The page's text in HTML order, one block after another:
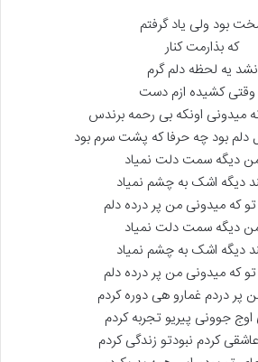
بود ولی یاد گرفتم
که بذارمت کنار
نشد یه لحظه دلم گرم
وقتی کشیده ازم دست
میدونی اونکه بی رحمه برندس
بود چه حرفا که پشت سرم بود
دیگه سمت دلت نمیاد
دیگه اشک به چشم نمیاد
که میدونی من پر درده دلم
دیگه سمت دلت نمیاد
دیگه اشک به چشم نمیاد
که میدونی من پر درده دلم
پر دردم غمارو هی دوره کردم
جوونی پیریو تجربه کردم
کردم نبودتو زندگی کردم